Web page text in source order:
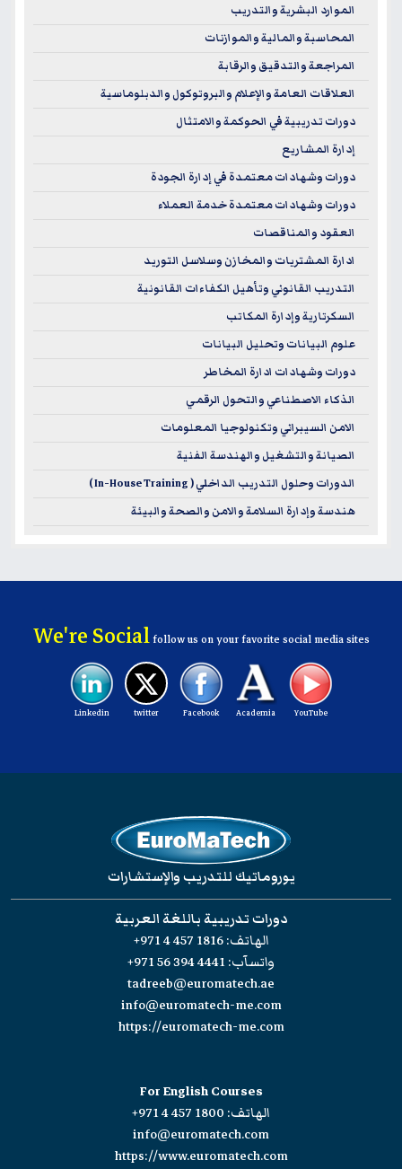
الموارد البشرية والتدريب
المحاسبة والمالية والموازنات
المراجعة والتدقيق والرقابة
العلاقات العامة والإعلام والبروتوكول والدبلوماسية
دورات تدريبية في الحوكمة والامتثال
إدارة المشاريع
دورات وشهادات معتمدة في إدارة الجودة
دورات وشهادات معتمدة خدمة العملاء
العقود والمناقصات
ادارة المشتريات والمخازن وسلاسل التوريد
التدريب القانوني وتأهيل الكفاءات القانونية
السكرتارية وإدارة المكاتب
علوم البيانات وتحليل البيانات
دورات وشهادات ادارة المخاطر
الذكاء الاصطناعي والتحول الرقمي
الامن السيبراني وتكنولوجيا المعلومات
الصيانة والتشغيل والهندسة الفنية
الدورات وحلول التدريب الداخلي ( In-House Training )
هندسة وإدارة السلامة والامن والصحة والبيئة
We're Socialfollow us on your favorite social media sites
YouTube
Academia
Facebook
twitter
Linkedin
يوروماتيك للتدريب والإستشارات
دورات تدريبية باللغة العربية
الهاتف:+971 4 457 1816
واتسآب:+971 56 394 4441
tadreeb@euromatech.ae
info@euromatech-me.com
https://euromatech-me.com
For English Courses
الهاتف: +971 4 457 1800
info@euromatech.com
https://www.euromatech.com